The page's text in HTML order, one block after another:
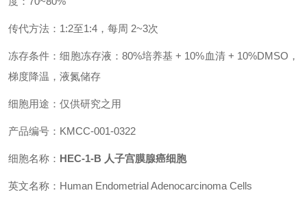
传代方法：1:2至1:4，每周 2~3次
冻存条件：细胞冻存液：80%培养基 + 10%血清 + 10%DMSO，
梯度降温，液氮储存
细胞用途：仅供研究之用
产品编号：KMCC-001-0322
细胞名称： HEC-1-B 人子宫膜腺癌细胞
英文名称：Human Endometrial Adenocarcinoma Cells